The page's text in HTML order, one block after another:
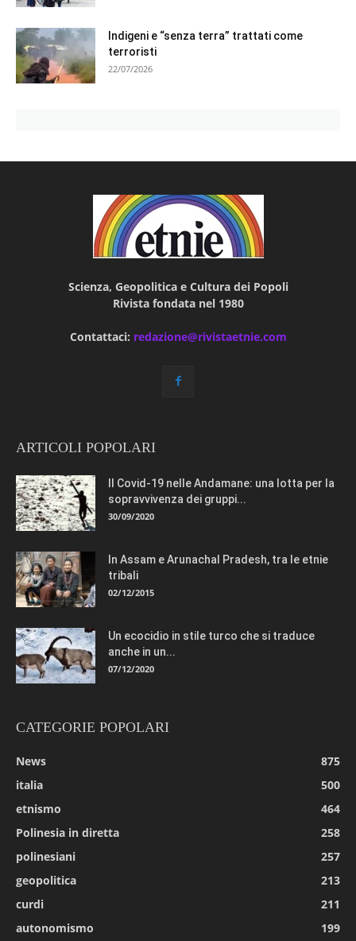
Indigeni e “senza terra” trattati come
terroristi
22/07/2026
Scienza, Geopolitica e Cultura dei Popoli
Rivista fondata nel 1980
Contattaci: redazione@rivistaetnie.com
ARTICOLI POPOLARI
Il Covid-19 nelle Andamane: una lotta per la
sopravvivenza dei gruppi...
30/09/2020
In Assam e Arunachal Pradesh, tra le etnie
tribali
02/12/2015
Un ecocidio in stile turco che si traduce
anche in un...
07/12/2020
CATEGORIE POPOLARI
News
875
italia
500
etnismo
464
Polinesia in diretta
258
polinesiani
257
geopolitica
213
curdi
211
autonomismo
199